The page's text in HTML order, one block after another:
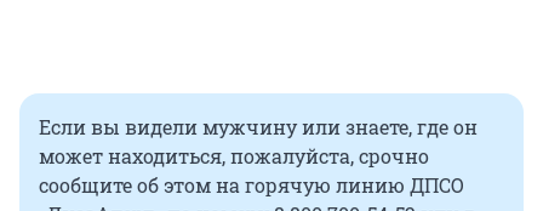
Если вы видели мужчину или знаете, где он
может находиться, пожалуйста, срочно
сообщите об этом на горячую линию ДПСО